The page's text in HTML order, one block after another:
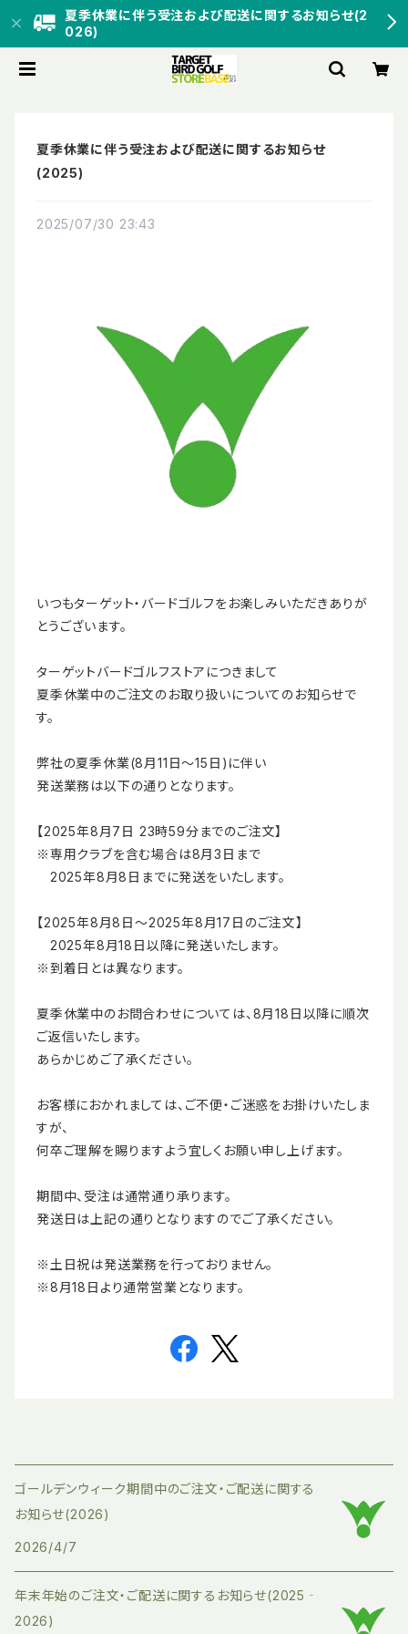
夏季休業に伴う受注および配送に関するお知らせ(2
026)
夏季休業に伴う受注および配送に関するお知らせ
(2025)
2025/07/30 23:43
いつもターゲット・バードゴルフをお楽しみいただきありが
とうございます。
ターゲットバードゴルフストアにつきまして
夏季休業中のご注文のお取り扱いについてのお知らせで
す。
弊社の夏季休業(8月11日～15日)に伴い
発送業務は以下の通りとなります。
【2025年8月7日 23時59分までのご注文】
※専用クラブを含む場合は8月3日まで
2025年8月8日までに発送をいたします。
【2025年8月8日～2025年8月17日のご注文】
2025年8月18日以降に発送いたします。
※到着日とは異なります。
夏季休業中のお問合わせについては、8月18日以降に順次
ご返信いたします。
あらかじめご了承ください。
お客様におかれましては、ご不便・ご迷惑をお掛けいたしま
すが、
何卒ご理解を賜りますよう宜しくお願い申し上げます。
期間中、受注は通常通り承ります。
発送日は上記の通りとなりますのでご了承ください。
※土日祝は発送業務を行っておりません。
※8月18日より通常営業となります。
ゴールデンウィーク期間中のご注文・ご配送に関する
お知らせ(2026)
2026/4/7
年末年始のご注文・ご配送に関するお知らせ(2025‐
2026)